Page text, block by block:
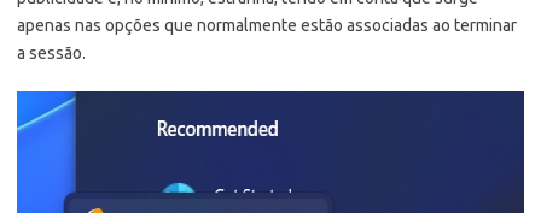
apenas nas opções que normalmente estão associadas ao terminar
a sessão.